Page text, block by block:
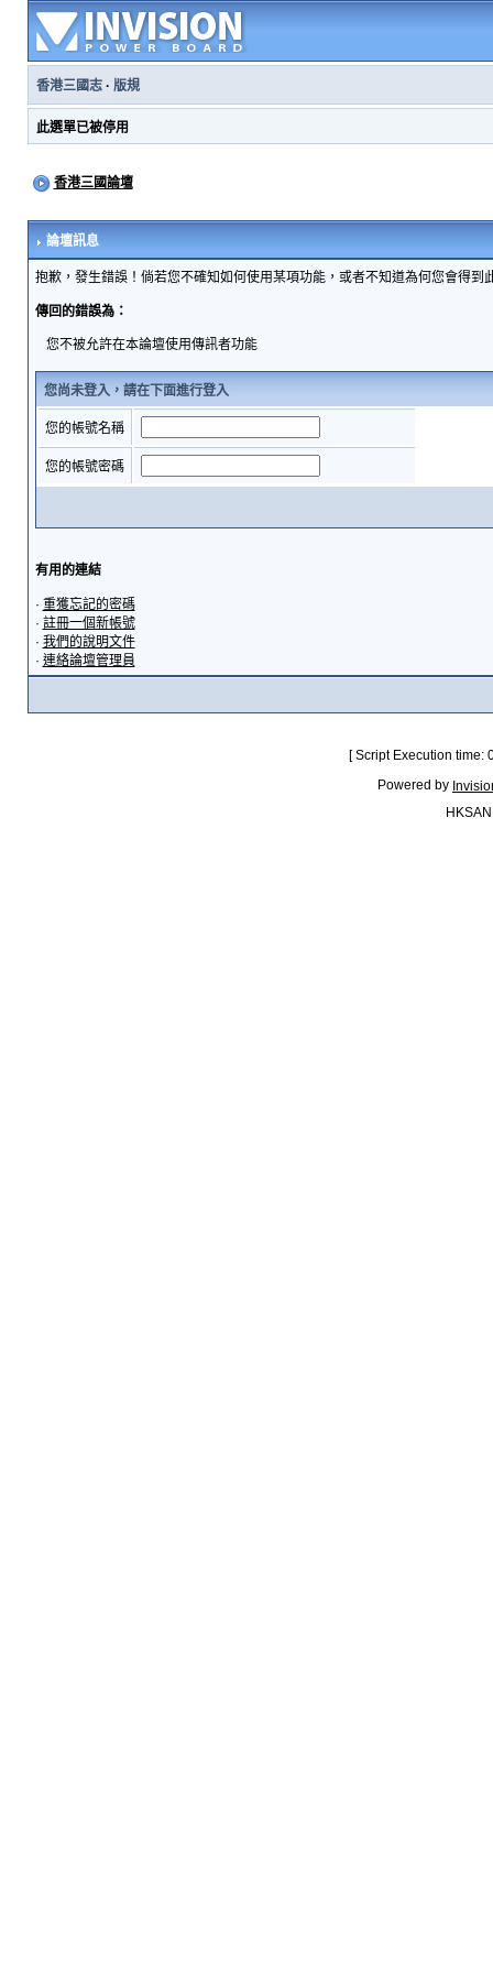
香港三國志· 版規
此選單已被停用
香港三國論壇
論壇訊息
抱歉，發生錯誤！倘若您不確知如何使用某項功能，或者不知道為何您會得
傳回的錯誤為：
您不被允許在本論壇使用傳訊者功能
您尚未登入，請在下面進行登入
您的帳號名稱
您的帳號密碼
有用的連結
· 重獲忘記的密碼
· 註冊一個新帳號
· 我們的說明文件
· 連絡論壇管理員
[ Script Execution
Powered by